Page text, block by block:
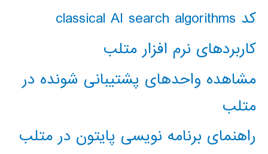
کد classical AI search algorithms
کاربردهای نرم افزار متلب
مشاهده واحدهای پشتیبانی شونده در
متلب
راهنمای برنامه نویسی پایتون در متلب